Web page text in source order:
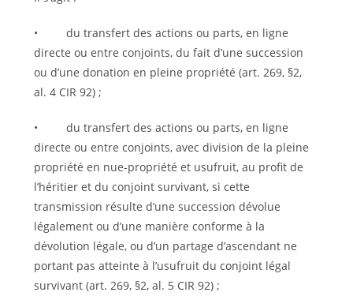
• du transfert des actions ou parts, en ligne
directe ou entre conjoints, du fait d’une succession
ou d’une donation en pleine propriété (art. 269, §2,
al. 4 CIR 92) ;
• du transfert des actions ou parts, en ligne
directe ou entre conjoints, avec division de la pleine
propriété en nue-propriété et usufruit, au profit de
l’héritier et du conjoint survivant, si cette
transmission résulte d’une succession dévolue
légalement ou d’une manière conforme à la
dévolution légale, ou d’un partage d’ascendant ne
portant pas atteinte à l’usufruit du conjoint légal
survivant (art. 269, §2, al. 5 CIR 92) ;